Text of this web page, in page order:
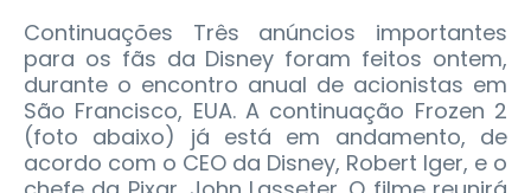
Continuações Três anúncios importantes
para os fãs da Disney foram feitos ontem,
durante o encontro anual de acionistas em
São Francisco, EUA. A continuação Frozen 2
(foto abaixo) já está em andamento, de
acordo com o CEO da Disney, Robert Iger, e o